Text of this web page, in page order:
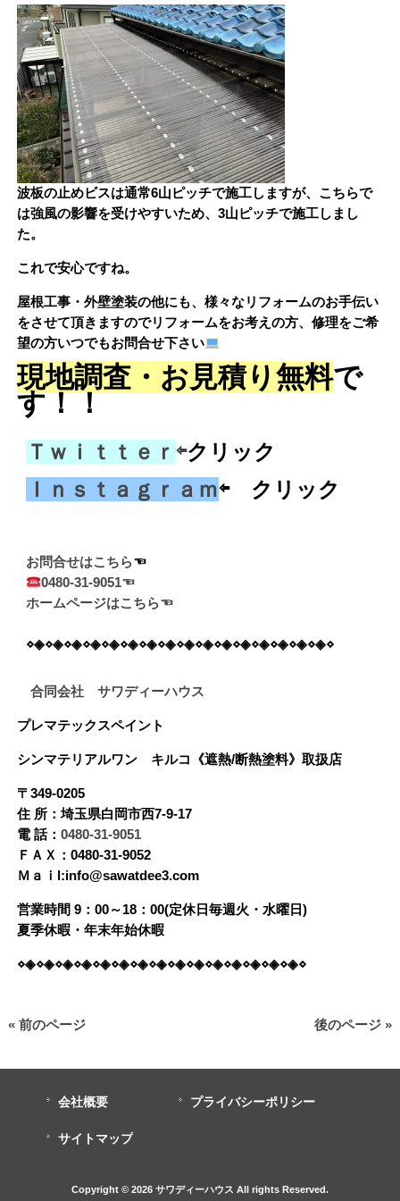
波板の止めビスは通常6山ピッチで施工しますが、こちらで
は強風の影響を受けやすいため、3山ピッチで施工しまし
た。
これで安心ですね。
屋根工事・外壁塗装の他にも、様々なリフォームのお手伝い
をさせて頂きますのでリフォームをお考えの方、修理をご希
望の方いつでもお問合せ下さい
現地調査・お見積り無料で
す！！
Ｔｗｉｔｔｅｒ ⇦クリック
Ｉｎｓｔａｇｒａｍ⇦ クリック
お問合せはこちら
0480-31-9051☜
ホームページはこちら☜
⋄◈⋄◈⋄◈⋄◈⋄◈⋄◈⋄◈⋄◈⋄◈⋄◈⋄◈⋄◈⋄◈⋄◈⋄◈⋄◈⋄
合同会社 サワディーハウス
プレマテックスペイント
シンマテリアルワン キルコ《遮熱/断熱塗料》 取扱店
〒349-0205
住 所：埼玉県白岡市西7-9-17
電 話： 0480-31-9051
ＦＡＸ：0480-31-9052
Ｍａｉl:info@sawatdee3.com
営業時間 9：00～18：00(定休日毎週火・水曜日)
夏季休暇・年末年始休暇
⋄◈⋄◈⋄◈⋄◈⋄◈⋄◈⋄◈⋄◈⋄◈⋄◈⋄◈⋄◈⋄◈⋄◈⋄◈⋄
« 前のページ 後のページ »
会社概要 プライバシーポリシー
サイトマップ
Copyright © 2026 サワディーハウス All rights Reserved.